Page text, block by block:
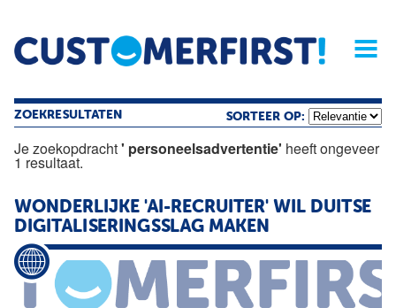
Home Opinie Archief
Magazine
ZOEKRESULTATEN SORTEER OP:
Je zoekopdracht' personeelsadvertentie' heeft ongeveer
1 resultaat.
WONDERLIJKE 'AI-RECRUITER' WIL DUITSE
DIGITALISERINGSSLAG MAKEN